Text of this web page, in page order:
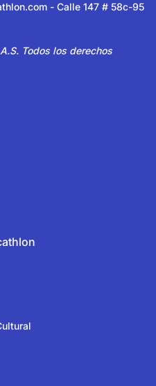
- Calle 147 # 58c-95
Todos los derechos